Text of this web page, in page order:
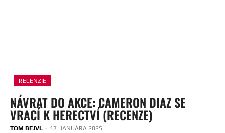
RECENZIE
NÁVRAT DO AKCE: CAMERON DIAZ SE
VRACÍ K HERECTVÍ (RECENZE)
TOM BEJVL - 17. JANUÁRA 2025